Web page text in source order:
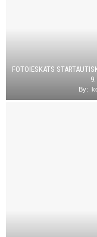
FOTOIESKATS
By: